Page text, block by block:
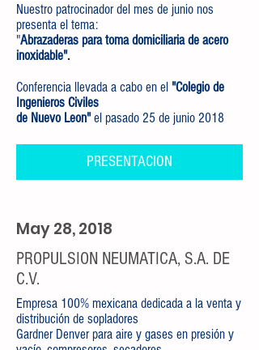
Nuestro patrocinador del mes de junio nos
presenta el tema:
"Abrazaderas para toma domiciliaria de acero
inoxidable".
Conferencia llevada a cabo en el "Colegio de
Ingenieros Civiles
de Nuevo Leon"el pasado 25 de junio 2018
PRESENTACION
May 28, 2018
PROPULSION NEUMATICA, S.A. DE
C.V.
Empresa 100% mexicana dedicada a la venta y
distribución de sopladores
Gardner Denver para aire y gases en presión y